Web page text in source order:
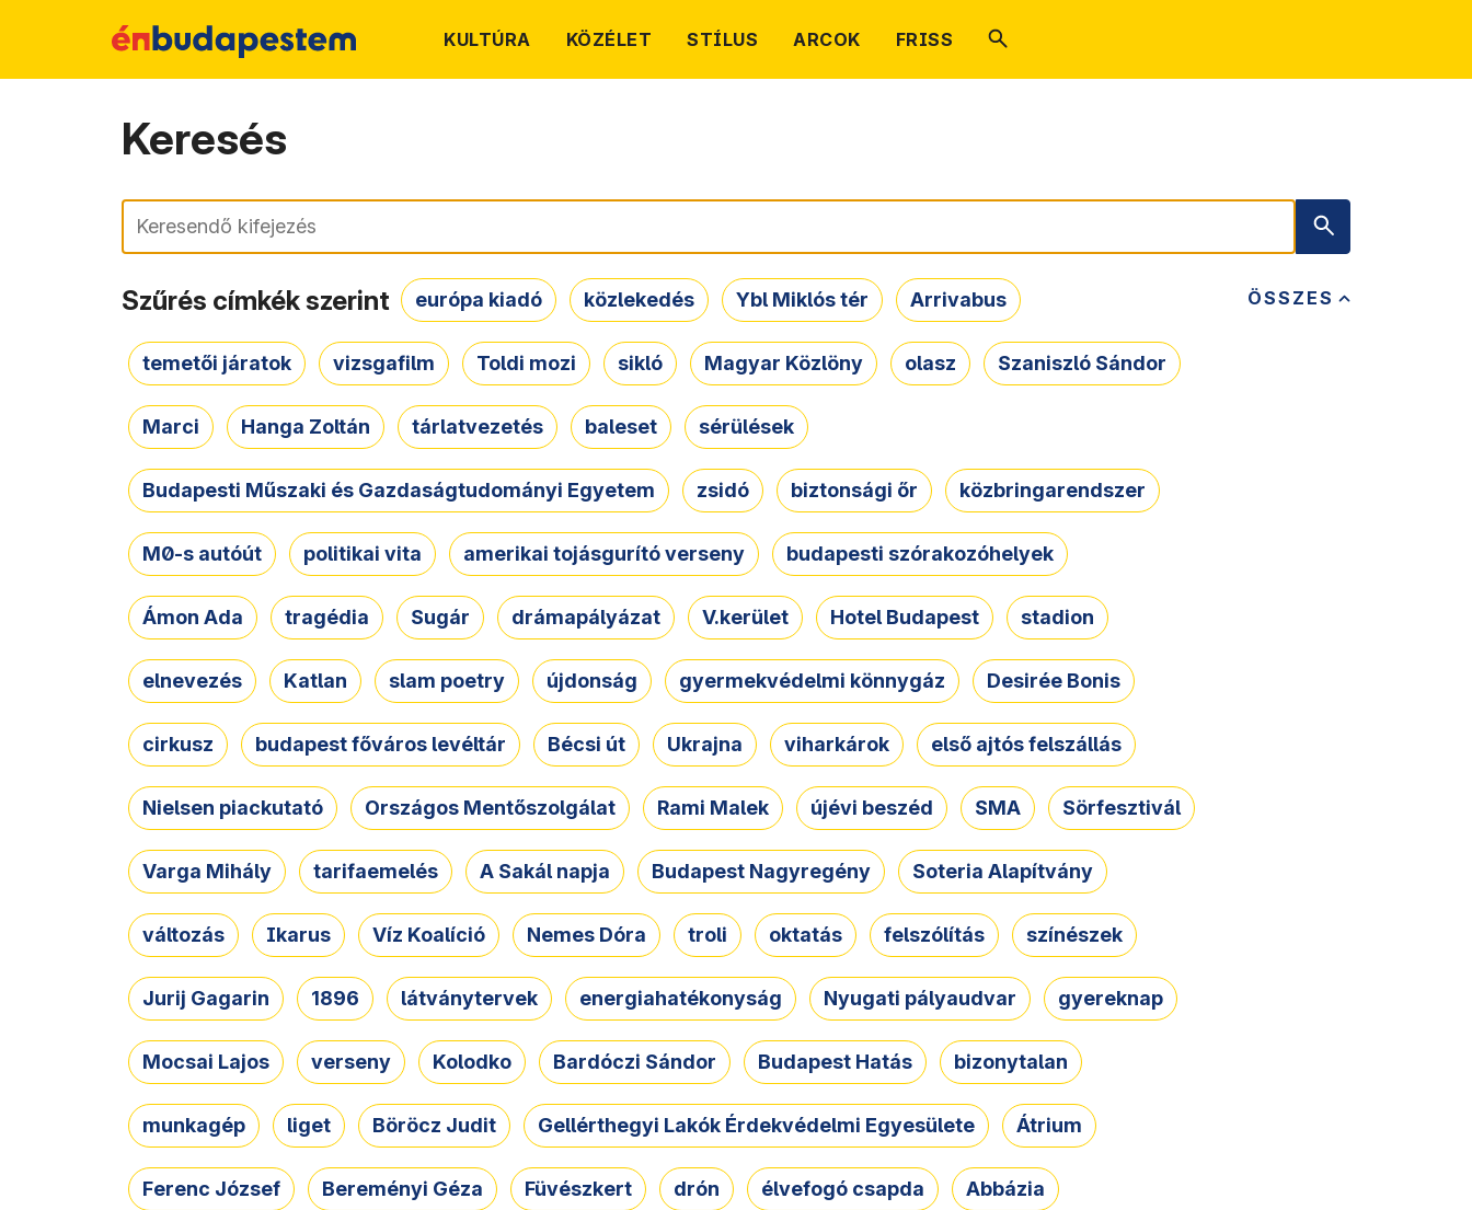
KULTÚRA KÖZÉLET STÍLUS ARCOK FRISS
Keresés
Keresés
ÖSSZES
Szűrés címkék szerint európa kiadó közlekedés Ybl Miklós tér Arrivabus
temetői járatok vizsgafilm Toldi mozi sikló Magyar Közlöny olasz Szaniszló Sándor
Marci Hanga Zoltán tárlatvezetés baleset sérülések
Budapesti Műszaki és Gazdaságtudományi Egyetem zsidó biztonsági őr közbringarendszer
M0-s autóút politikai vita amerikai tojásgurító verseny budapesti szórakozóhelyek
Ámon Ada tragédia Sugár drámapályázat V.kerület Hotel Budapest stadion
elnevezés Katlan slam poetry újdonság gyermekvédelmi könnygáz Desirée Bonis
cirkusz budapest főváros levéltár Bécsi út Ukrajna viharkárok első ajtós felszállás
Nielsen piackutató Országos Mentőszolgálat Rami Malek újévi beszéd SMA Sörfesztivál
Varga Mihály tarifaemelés A Sakál napja Budapest Nagyregény Soteria Alapítvány
változás Ikarus Víz Koalíció Nemes Dóra troli oktatás felszólítás színészek
Jurij Gagarin 1896 látványtervek energiahatékonyság Nyugati pályaudvar gyereknap
Mocsai Lajos verseny Kolodko Bardóczi Sándor Budapest Hatás bizonytalan
munkagép liget Böröcz Judit Gellérthegyi Lakók Érdekvédelmi Egyesülete Átrium
Ferenc József Bereményi Géza Füvészkert drón élvefogó csapda Abbázia